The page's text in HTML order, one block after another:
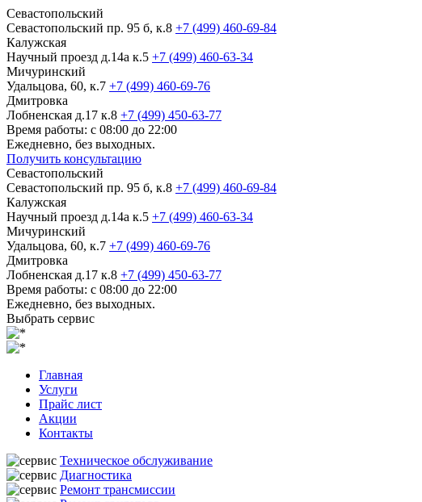
Севастопольский
Севастопольский пр. 95 б, к.8 +7 (499) 460-69-84
Калужская
Научный проезд д.14а к.5 +7 (499) 460-63-34
Мичуринский
Удальцова, 60, к.7 +7 (499) 460-69-76
Дмитровка
Лобненская д.17 к.8 +7 (499) 450-63-77
Время работы: с 08:00 до 22:00
Ежедневно, без выходных.
Получить консультацию
Севастопольский
Севастопольский пр. 95 б, к.8 +7 (499) 460-69-84
Калужская
Научный проезд д.14а к.5 +7 (499) 460-63-34
Мичуринский
Удальцова, 60, к.7 +7 (499) 460-69-76
Дмитровка
Лобненская д.17 к.8 +7 (499) 450-63-77
Время работы: с 08:00 до 22:00
Ежедневно, без выходных.
Выбрать сервис
Главная
Услуги
Прайс лист
Акции
Контакты
Техническое обслуживание
Диагностика
Ремонт трансмиссии